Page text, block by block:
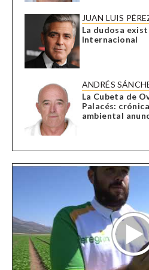
JUAN LUIS
La dudosa
Internacional
ANDRÉS
La Cubeta de
Palacés:
ambiental